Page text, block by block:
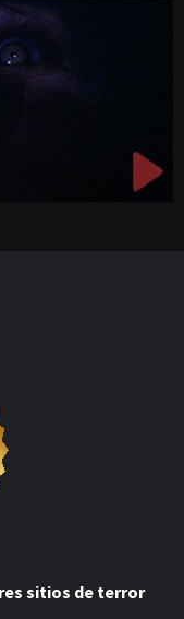
sitios de terror